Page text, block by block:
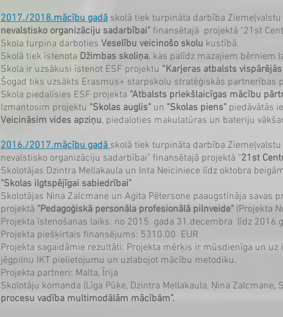
2017./2018.mācību gadā skolā tiek turpināta darbība
nevalstisko organizāciju sadarbībai" finansētajā projektā "21st
Skola turpina darboties Veselību veicinošo skolu kustībā.
Skolā tiek īstenota Džimbas skoliņa, kas palīdz mazajiem bērniem
Skola ir uzsākusi īstenot ESF projektu “Karjeras atbalsts
Šogad tiks uzsākts Erasmus+ starpskolu stratēģiskās partnerības
Skola piedalīsies ESF projekta “Atbalsts priekšlaicīgas mācību
Izmantosim projektu "Skolas auglis" un "Skolas piens" piedāvātās
Veicināsim vides apziņu, piedaloties makulatūras un bateriju
2016./2017.mācību gadāskolā tiek turpināta darbība
nevalstisko organizāciju sadarbībai" finansētajā ​​projektā "21st
Skolotājas Dzintra Mellakaula un Inta Neiciniece līdz oktobra
"Skolas ilgtspējīgai sabiedrībai"
Skolotājas Ņina Zalcmane un Agita Pētersone paaugstināja savas
projektā "Pedagoģiskā personāla profesionālā pilnveide" (Projekta
Projekta īstenošanas laiks: no 2015. gada 31.decembra līdz
Projekta piešķirtais finansējums: 5310.00 EUR
Projekta sagaidāmie rezultāti: Projekta mērķis ir mūsdienīga un
jēgpilnu IKT pielietojumu un uzlabojot mācību metodiku.
Projekta partneri: Malta, Īrija​
Skolotāju komanda (Līga Pūķe, Dzintra Mellakaula, Ņina
procesu vadība multimodālām mācībām".